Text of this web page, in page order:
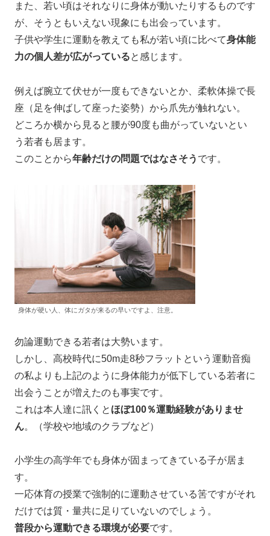
また、若い頃はそれなりに身体が動いたりするものです
が、そうともいえない現象にも出会っています。
子供や学生に運動を教えても私が若い頃に比べて身体能
力の個人差が広がっていると感じます。
例えば腕立て伏せが一度もできないとか、柔軟体操で長
座（足を伸ばして座った姿勢）から爪先が触れない。
どころか横から見ると腰が90度も曲がっていないとい
う若者も居ます。
このことから年齢だけの問題ではなさそう です。
身体が硬い人、体にガタが来るの早いですよ、注意。
勿論運動できる若者は大勢います。
しかし、高校時代に50m走8秒フラットという運動音痴
の私よりも上記のように身体能力が低下している若者に
出会うことが増えたのも事実です。
これは本人達に訊くと ほぼ100％運動経験がありませ
ん。（学校や地域のクラブなど）
小学生の高学年でも身体が固まってきている子が居ま
す。
一応体育の授業で強制的に運動させている筈ですがそれ
だけでは質・量共に足りていないのでしょう。
普段から運動できる環境が必要です。